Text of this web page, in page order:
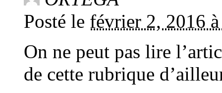
Posté le février 2, 2016
On ne peut pas lire
de cette rubrique